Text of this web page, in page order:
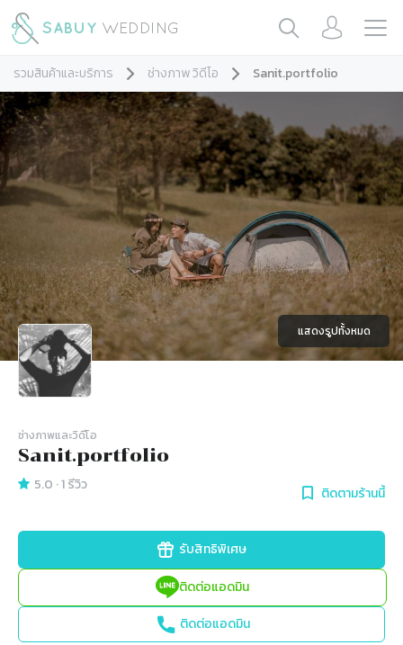
รวมสินค้าและบริการ ช่างภาพ วิดีโอ Sanit.portfolio
แสดงรูปทั้งหมด
ช่างภาพและวิดีโอ
Sanit.portfolio
5.0 ·1รีวิว ติดตามร้านนี้
รับสิทธิพิเศษ
ติดต่อแอดมิน
ติดต่อแอดมิน